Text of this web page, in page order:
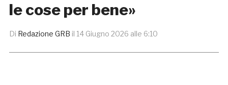
le cose per bene»
Di Redazione GRB il 14 Giugno 2026 alle 6:10